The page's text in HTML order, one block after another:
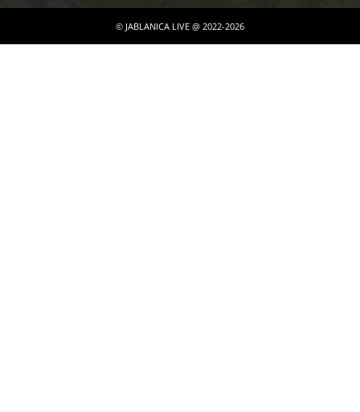
© JABLANICA LIVE @ 2022-2026